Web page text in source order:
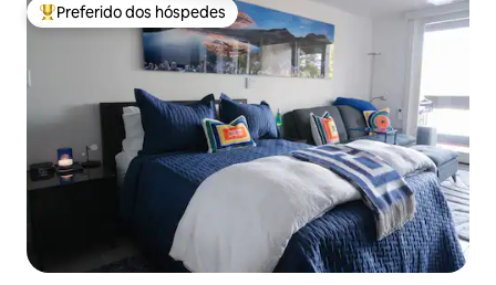
Entre os melhores preferidos dos hóspedes
Preferido dos hóspedes